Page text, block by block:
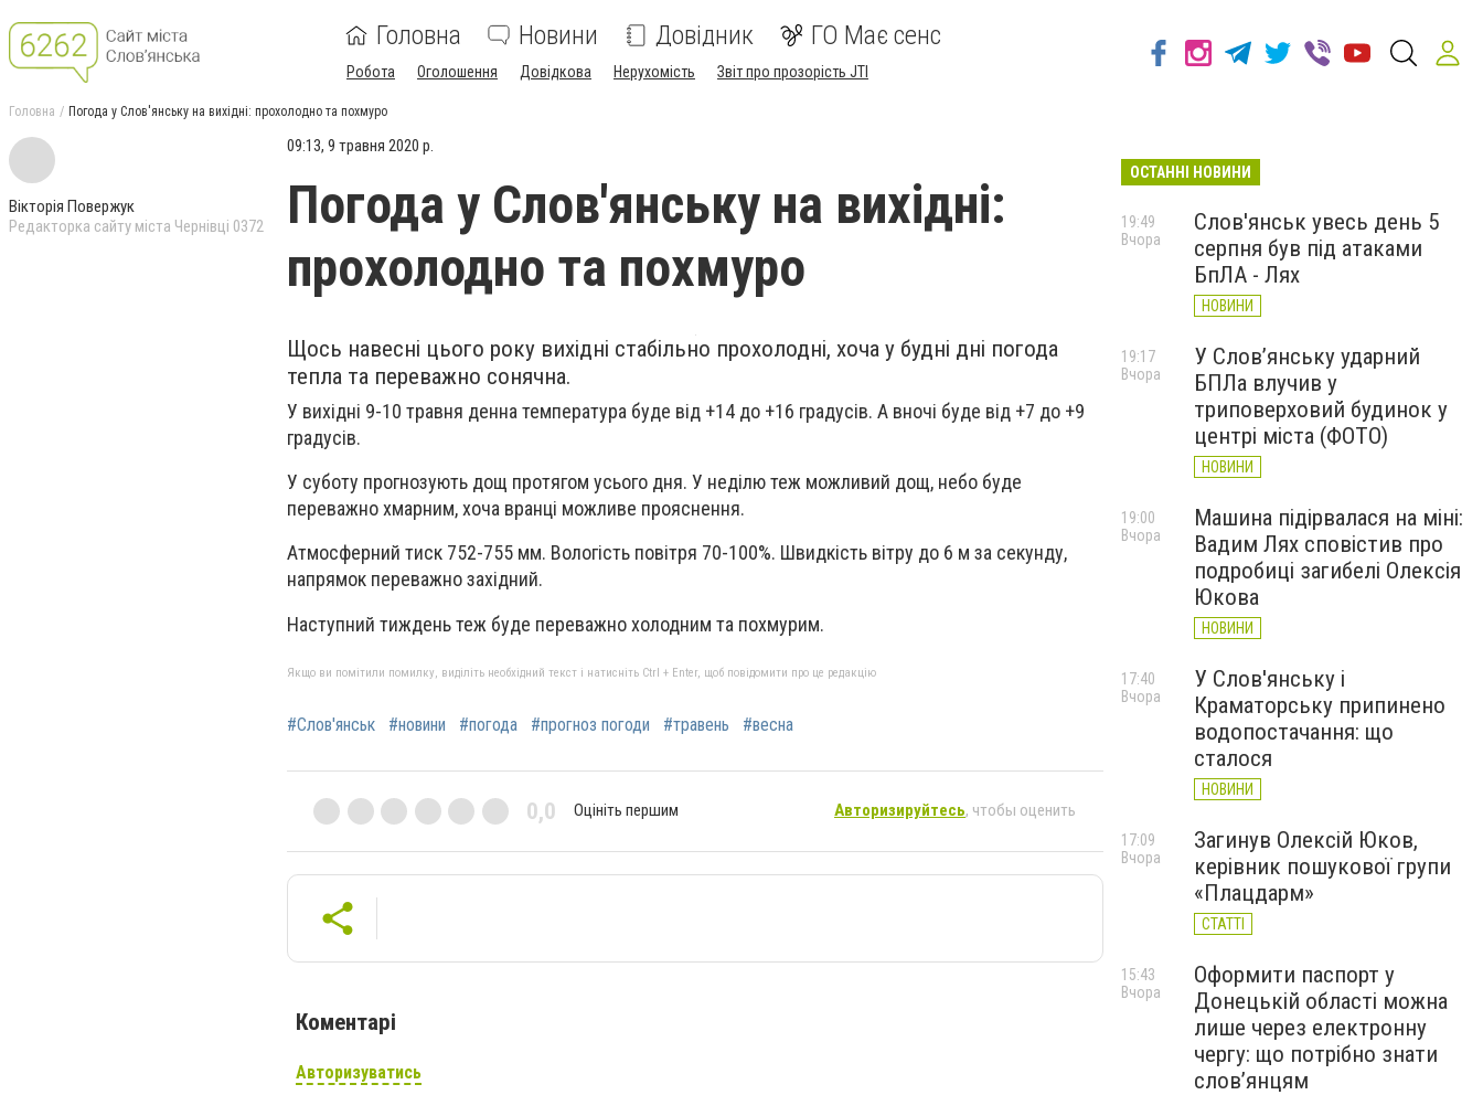
Головна Новини Довідник ГО Має сенс
Робота Оголошення Довідкова Нерухомість Звіт про прозорість JTI
Головна Погода у Слов'янську на вихідні: прохолодно та похмуро
Вікторія Повержук
Редакторка сайту міста Чернівці 0372
09:13, 9 травня 2020 р.
Погода у Слов'янську на вихідні:
прохолодно та похмуро
Щось навесні цього року вихідні стабільно прохолодні, хоча у будні дні погода
тепла та переважно сонячна.
У вихідні 9-10 травня денна температура буде від +14 до +16 градусів. А вночі буде від +7 до +9
градусів.
У суботу прогнозують дощ протягом усього дня. У неділю теж можливий дощ, небо буде
переважно хмарним, хоча вранці можливе прояснення.
Атмосферний тиск 752-755 мм. Вологість повітря 70-100%. Швидкість вітру до 6 м за секунду,
напрямок переважно західний.
Наступний тиждень теж буде переважно холодним та похмурим.
Якщо ви помітили помилку, виділіть необхідний текст і натисніть Ctrl + Enter, щоб повідомити про це редакцію
#Слов'янськ #новини #погода #прогноз погоди #травень #весна
0,0 Оцініть першим Авторизируйтесь, чтобы оценить
Коментарі
Авторизуватись
ОСТАННІ НОВИНИ
Слов'янськ увесь день 5
серпня був під атаками
БпЛА - Лях
НОВИНИ
19:49
Вчора
У Слов’янську ударний
БПЛа влучив у
триповерховий будинок у
центрі міста (ФОТО)
НОВИНИ
19:17
Вчора
Машина підірвалася на міні:
Вадим Лях сповістив про
подробиці загибелі Олексія
Юкова
НОВИНИ
19:00
Вчора
У Слов'янську і
Краматорську припинено
водопостачання: що
сталося
НОВИНИ
17:40
Вчора
Загинув Олексій Юков,
керівник пошукової групи
«Плацдарм»
СТАТТІ
17:09
Вчора
Оформити паспорт у
Донецькій області можна
лише через електронну
чергу: що потрібно знати
слов’янцям
15:43
Вчора